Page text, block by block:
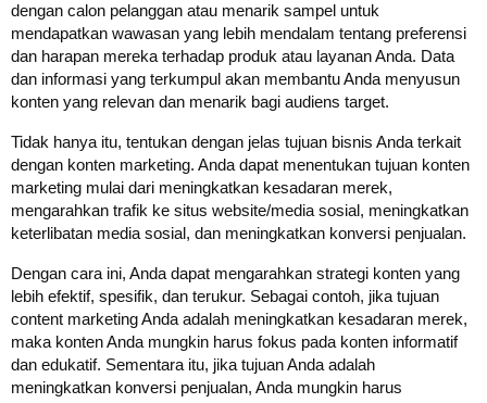
dengan calon pelanggan atau menarik sampel untuk
mendapatkan wawasan yang lebih mendalam tentang preferensi
dan harapan mereka terhadap produk atau layanan Anda. Data
dan informasi yang terkumpul akan membantu Anda menyusun
konten yang relevan dan menarik bagi audiens target.
Tidak hanya itu, tentukan dengan jelas tujuan bisnis Anda terkait
dengan konten marketing. Anda dapat menentukan tujuan konten
marketing mulai dari meningkatkan kesadaran merek,
mengarahkan trafik ke situs website/media sosial, meningkatkan
keterlibatan media sosial, dan meningkatkan konversi penjualan.
Dengan cara ini, Anda dapat mengarahkan strategi konten yang
lebih efektif, spesifik, dan terukur. Sebagai contoh, jika tujuan
content marketing Anda adalah meningkatkan kesadaran merek,
maka konten Anda mungkin harus fokus pada konten informatif
dan edukatif. Sementara itu, jika tujuan Anda adalah
meningkatkan konversi penjualan, Anda mungkin harus